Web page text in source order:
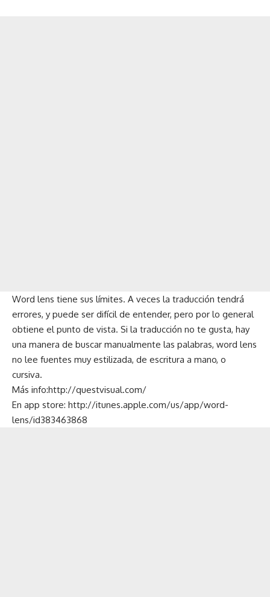
Word lens tiene sus límites. A veces la traducción tendrá
errores, y puede ser difícil de entender, pero por lo general
obtiene el punto de vista. Si la traducción no te gusta, hay
una manera de buscar manualmente las palabras, word lens
no lee fuentes muy estilizada, de escritura a mano, o
cursiva.
Más info:http://questvisual.com/
En app store: http://itunes.apple.com/us/app/word-
lens/id383463868